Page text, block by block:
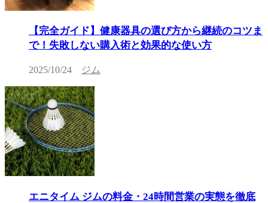
【完全ガイド】健康器具の選び方から継続のコツま
で！失敗しない購入術と効果的な使い方
2025/10/24 ジム
エニタイム ジムの料金・24時間営業の実態を徹底